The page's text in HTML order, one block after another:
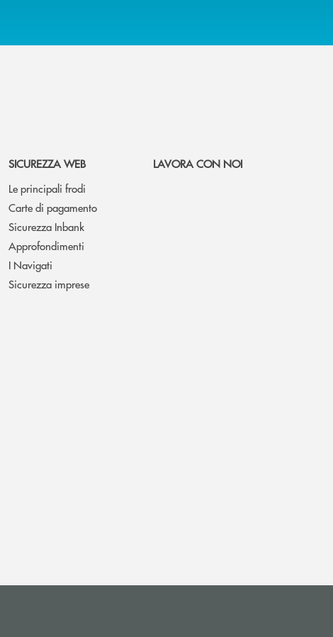
SICUREZZA WEB
Le principali frodi
Carte di pagamento
Sicurezza Inbank
Approfondimenti
I Navigati
Sicurezza imprese
LAVORA CON NOI